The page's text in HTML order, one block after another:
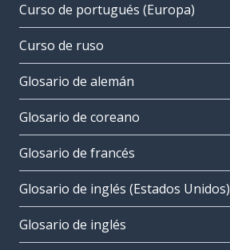
Curso de portugués (Europa)
Curso de ruso
Glosario de alemán
Glosario de coreano
Glosario de francés
Glosario de inglés (Estados Unidos)
Glosario de inglés